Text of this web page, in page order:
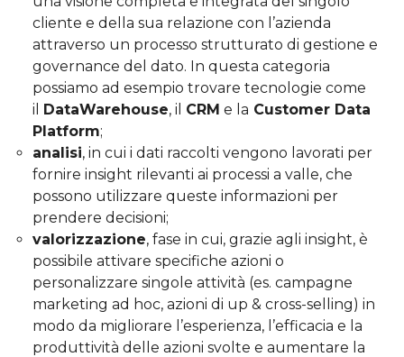
cliente e della sua relazione con l’azienda
attraverso un processo strutturato di gestione e
governance del dato. In questa categoria
possiamo ad esempio trovare tecnologie come
il DataWarehouse, il CRM e la Customer Data
Platform;
analisi, in cui i dati raccolti vengono lavorati per
fornire insight rilevanti ai processi a valle, che
possono utilizzare queste informazioni per
prendere decisioni;
valorizzazione, fase in cui, grazie agli insight, è
possibile attivare specifiche azioni o
personalizzare singole attività (es. campagne
marketing ad hoc, azioni di up & cross-selling) in
modo da migliorare l’esperienza, l’efficacia e la
produttività delle azioni svolte e aumentare la